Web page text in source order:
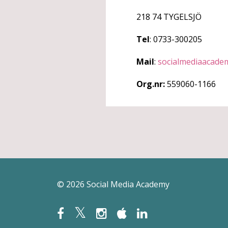
218 74 TYGELSJÖ
Tel: 0733-300205
Mail:
Org.nr:559060-1166
© 2026 Social Media Academy